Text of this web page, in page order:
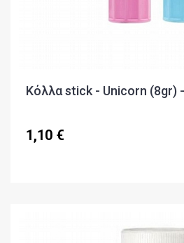
Κόλλα stick - Unicorn (8gr)
1,10 €